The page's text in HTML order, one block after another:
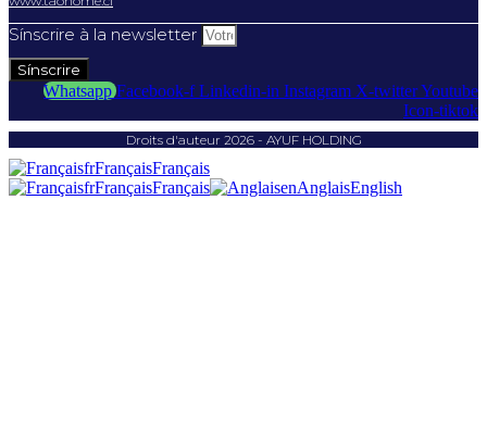
Sínscrire à la newsletter
Sínscrire
Whatsapp Facebook-f Linkedin-in Instagram X-twitterYoutube
Icon-tiktok
Droits d'auteur 2026 - AYUF HOLDING
frFrançaisFrançais
frFrançaisFrançais enAnglaisEnglish